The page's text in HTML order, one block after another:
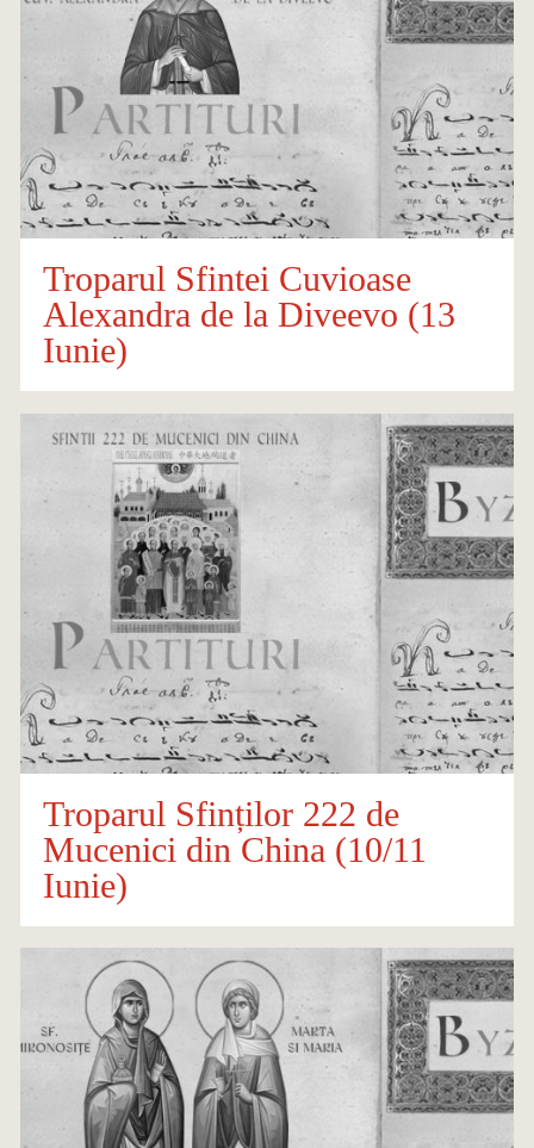
Troparul Sfintei Cuvioase
Alexandra de la Diveevo (13
Iunie)
Troparul Sfinților 222 de
Mucenici din China (10/11
Iunie)